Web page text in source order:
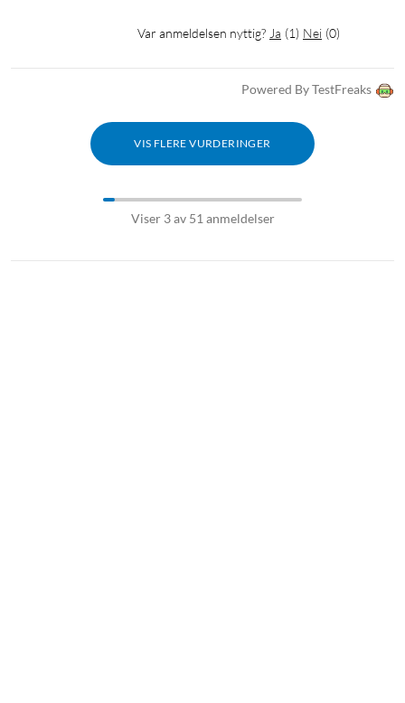
Var anmeldelsen nyttig? Ja (1) Nei (0)
Powered By TestFreaks
VIS FLERE VURDERINGER
Viser 3 av 51 anmeldelser